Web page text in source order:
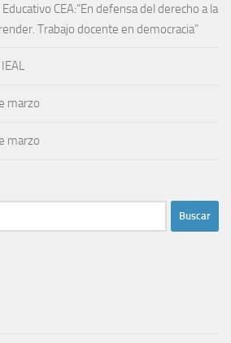
CEA:“En defensa del derecho a la
Trabajo docente en democracia”
marzo
marzo